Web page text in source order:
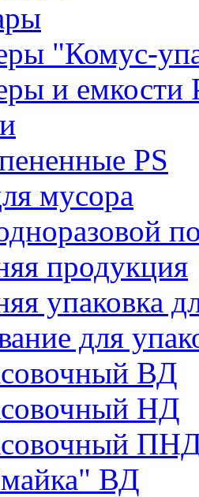
"Комус-
и емкости
PS
мусора
продукция
упаковка
для
ВД
НД
ВД